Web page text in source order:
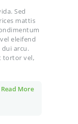
Sed
mattis
eleifend
dui arcu.
tortor vel,
Read More